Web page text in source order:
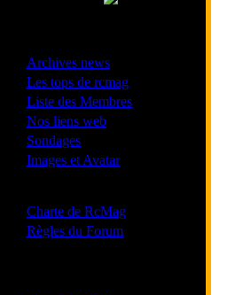
Archives news
Les tops de rcmag
Liste des Membres
Nos liens web
Sondages
Images et Avatar
Charte de RcMag
Règles du Forum